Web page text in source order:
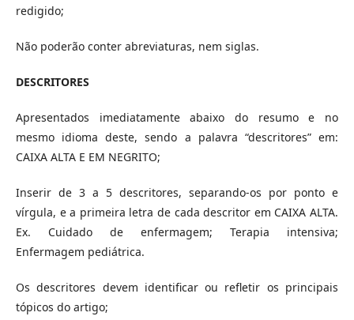
redigido;
Não poderão conter abreviaturas, nem siglas.
DESCRITORES
Apresentados imediatamente abaixo do resumo e no
mesmo idioma deste, sendo a palavra “descritores” em:
CAIXA ALTA E EM NEGRITO;
Inserir de 3 a 5 descritores, separando-os por ponto e
vírgula, e a primeira letra de cada descritor em CAIXA ALTA.
Ex. Cuidado de enfermagem; Terapia intensiva;
Enfermagem pediátrica.
Os descritores devem identificar ou refletir os principais
tópicos do artigo;